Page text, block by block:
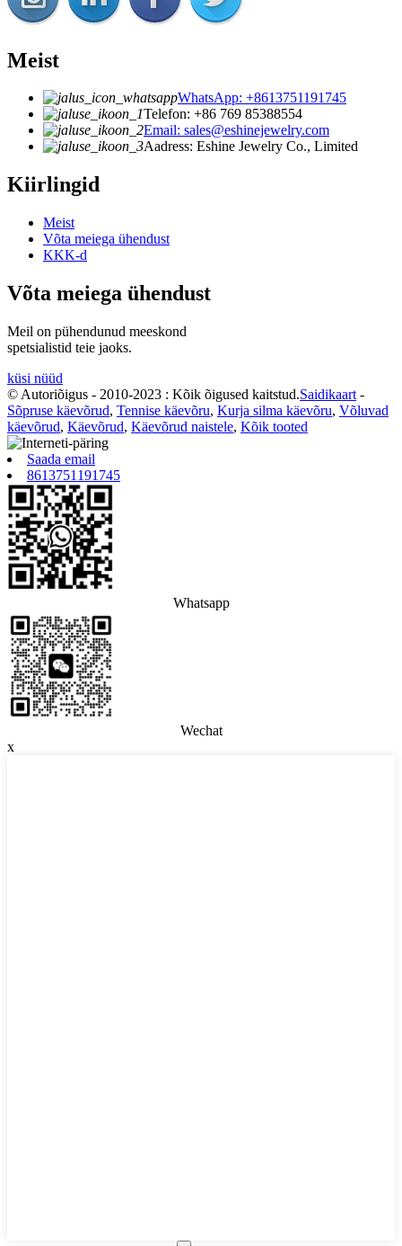
Meist
WhatsApp: +8613751191745
Telefon: +86 769 85388554
Email: sales@eshinejewelry.com
Aadress: Eshine Jewelry Co., Limited
Kiirlingid
Meist
Võta meiega ühendust
KKK-d
Võta meiega ühendust
Meil on pühendunud meeskond
spetsialistid teie jaoks.
küsi nüüd
© Autoriõigus - 2010-2023 : Kõik õigused kaitstud.Saidikaart -
Sõpruse käevõrud, Tennise käevõru, Kurja silma käevõru, Võluvad
käevõrud, Käevõrud, Käevõrud naistele, Kõik tooted
Saada email
8613751191745
Whatsapp
Wechat
x